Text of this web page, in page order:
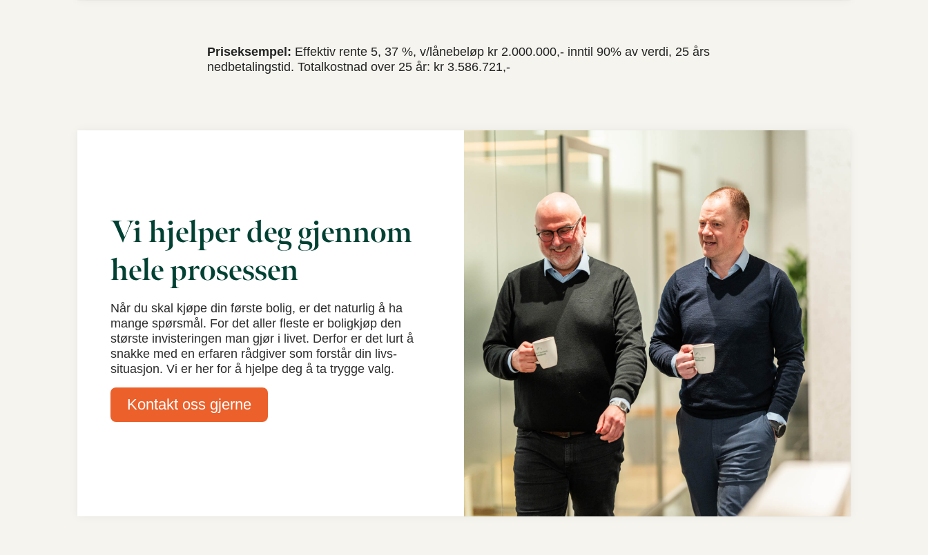
Priseksempel: Effektiv rente 5, 37 %, v/lånebeløp kr 2.000.000,- inntil 90% av verdi, 25 års
nedbetalingstid. Totalkostnad over 25 år: kr 3.586.721,-
Vi hjelper deg gjennom
hele prosessen
Når du skal kjøpe din første bolig, er det naturlig å ha
mange spørsmål. For det aller fleste er boligkjøp den
største invisteringen man gjør i livet. Derfor er det lurt å
snakke med en erfaren rådgiver som forstår din livs-
situasjon. Vi er her for å hjelpe deg å ta trygge valg.
Kontakt oss gjerne